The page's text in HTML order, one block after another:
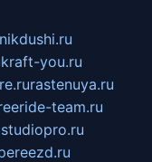
kraft-you.ru
rastenuya.ru
team.ru